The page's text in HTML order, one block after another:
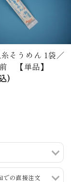
そうめん 1袋／
【単品】
)
の直接注文